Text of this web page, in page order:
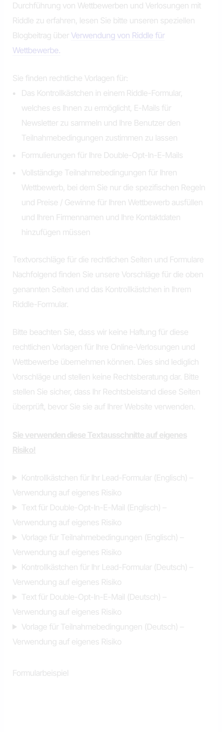
Durchführung von Wettbewerben und Verlosungen mit
Riddle zu erfahren, lesen Sie bitte unseren speziellen
Blogbeitrag über Verwendung von Riddle für
Wettbewerbe.
Sie finden rechtliche Vorlagen für:
Das Kontrollkästchen in einem Riddle-Formular,
welches es Ihnen zu ermöglicht, E-Mails für
Newsletter zu sammeln und Ihre Benutzer den
Teilnahmebedingungen zustimmen zu lassen
Formulierungen für Ihre Double-Opt-In-E-Mails
Vollständige Teilnahmebedingungen für Ihren
Wettbewerb, bei dem Sie nur die spezifischen Regeln
und Preise / Gewinne für Ihren Wettbewerb ausfüllen
und Ihren Firmennamen und Ihre Kontaktdaten
hinzufügen müssen
Textvorschläge für die rechtlichen Seiten und Formulare
Nachfolgend finden Sie unsere Vorschläge für die oben
genannten Seiten und das Kontrollkästchen in Ihrem
Riddle-Formular.
Bitte beachten Sie, dass wir keine Haftung für diese
rechtlichen Vorlagen für Ihre Online-Verlosungen und
Wettbewerbe übernehmen können. Dies sind lediglich
Vorschläge und stellen keine Rechtsberatung dar. Bitte
stellen Sie sicher, dass Ihr Rechtsbeistand diese Seiten
überprüft, bevor Sie sie auf Ihrer Website verwenden.
Sie verwenden diese Textausschnitte auf eigenes
Risiko!
Kontrollkästchen für Ihr Lead-Formular (Englisch) –
Verwendung auf eigenes Risiko
Text für Double-Opt-In-E-Mail (Englisch) –
Verwendung auf eigenes Risiko
Vorlage für Teilnahmebedingungen (Englisch) –
Verwendung auf eigenes Risiko
Kontrollkästchen für Ihr Lead-Formular (Deutsch) –
Verwendung auf eigenes Risiko
Text für Double-Opt-In-E-Mail (Deutsch) –
Verwendung auf eigenes Risiko
Vorlage für Teilnahmebedingungen (Deutsch) –
Verwendung auf eigenes Risiko
Formularbeispiel